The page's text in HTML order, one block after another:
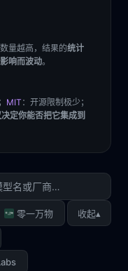
量越高，结果的统计
响而波动。
MIT ：开源限制极少；
定你能否把它集成到
零一万物 收起▴